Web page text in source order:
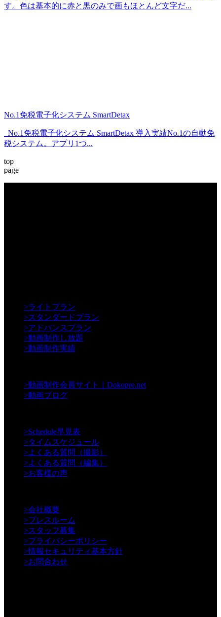
す。色は基本的に赤と黒のみで画もほとんど文字だ...
No.1免税電子化システム SmartDetax
No.1免税電子化システム SmartDetax 導入実績No.1の自動免
税システム。アプリ1つ...
top
page
>ライトプラン
>スタンダードプラン
>アドバンスプラン
>動画制作し放題
>動画制作実績
>動画制作会員サイト｜Dokopre.net
>動画ブログ
>Schedule早見表
>タイムスケジュール
>よくある質問（撮影）
>よくある質問（編集）
>お客様の声
>会社概要
>プレスルーム
>スタッフ募集
>プライバシーポリシー
>情報セキュリティ基本方針
>お問合わせ